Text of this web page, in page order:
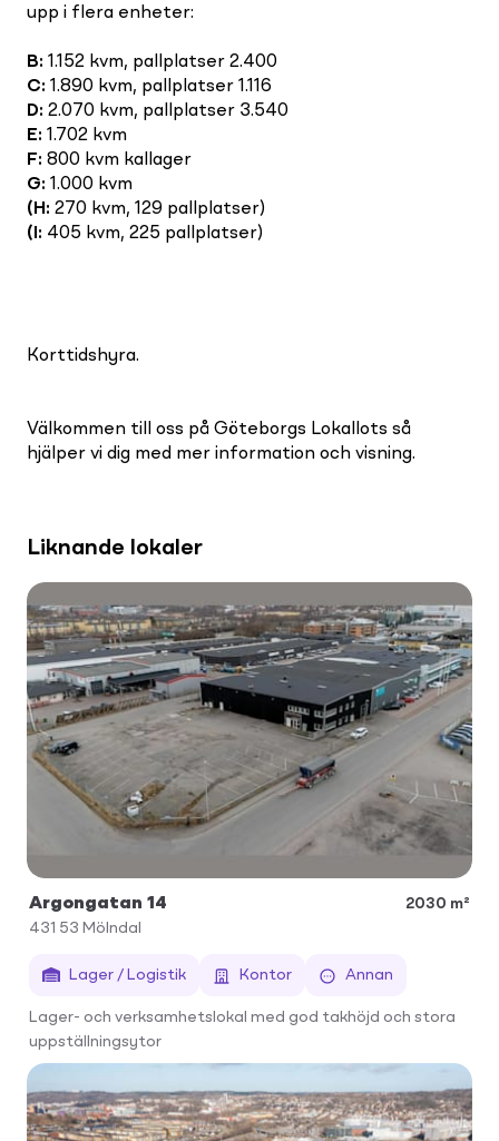
upp i flera enheter:
B: 1.152 kvm, pallplatser 2.400
C: 1.890 kvm, pallplatser 1.116
D: 2.070 kvm, pallplatser 3.540
E: 1.702 kvm
F: 800 kvm kallager
G: 1.000 kvm
(H : 270 kvm, 129 pallplatser)
(I : 405 kvm, 225 pallplatser)
Korttidshyra.
Välkommen till oss på Göteborgs Lokallots så
hjälper vi dig med mer information och visning.
Liknande lokaler
Argongatan 14
2030 m²
431 53 Mölndal
Lager / Logistik Kontor Annan
Lager- och verksamhetslokal med god takhöjd och stora
uppställningsytor